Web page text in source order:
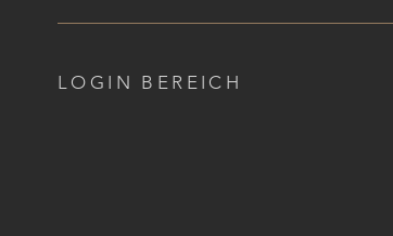
LOGIN BEREICH